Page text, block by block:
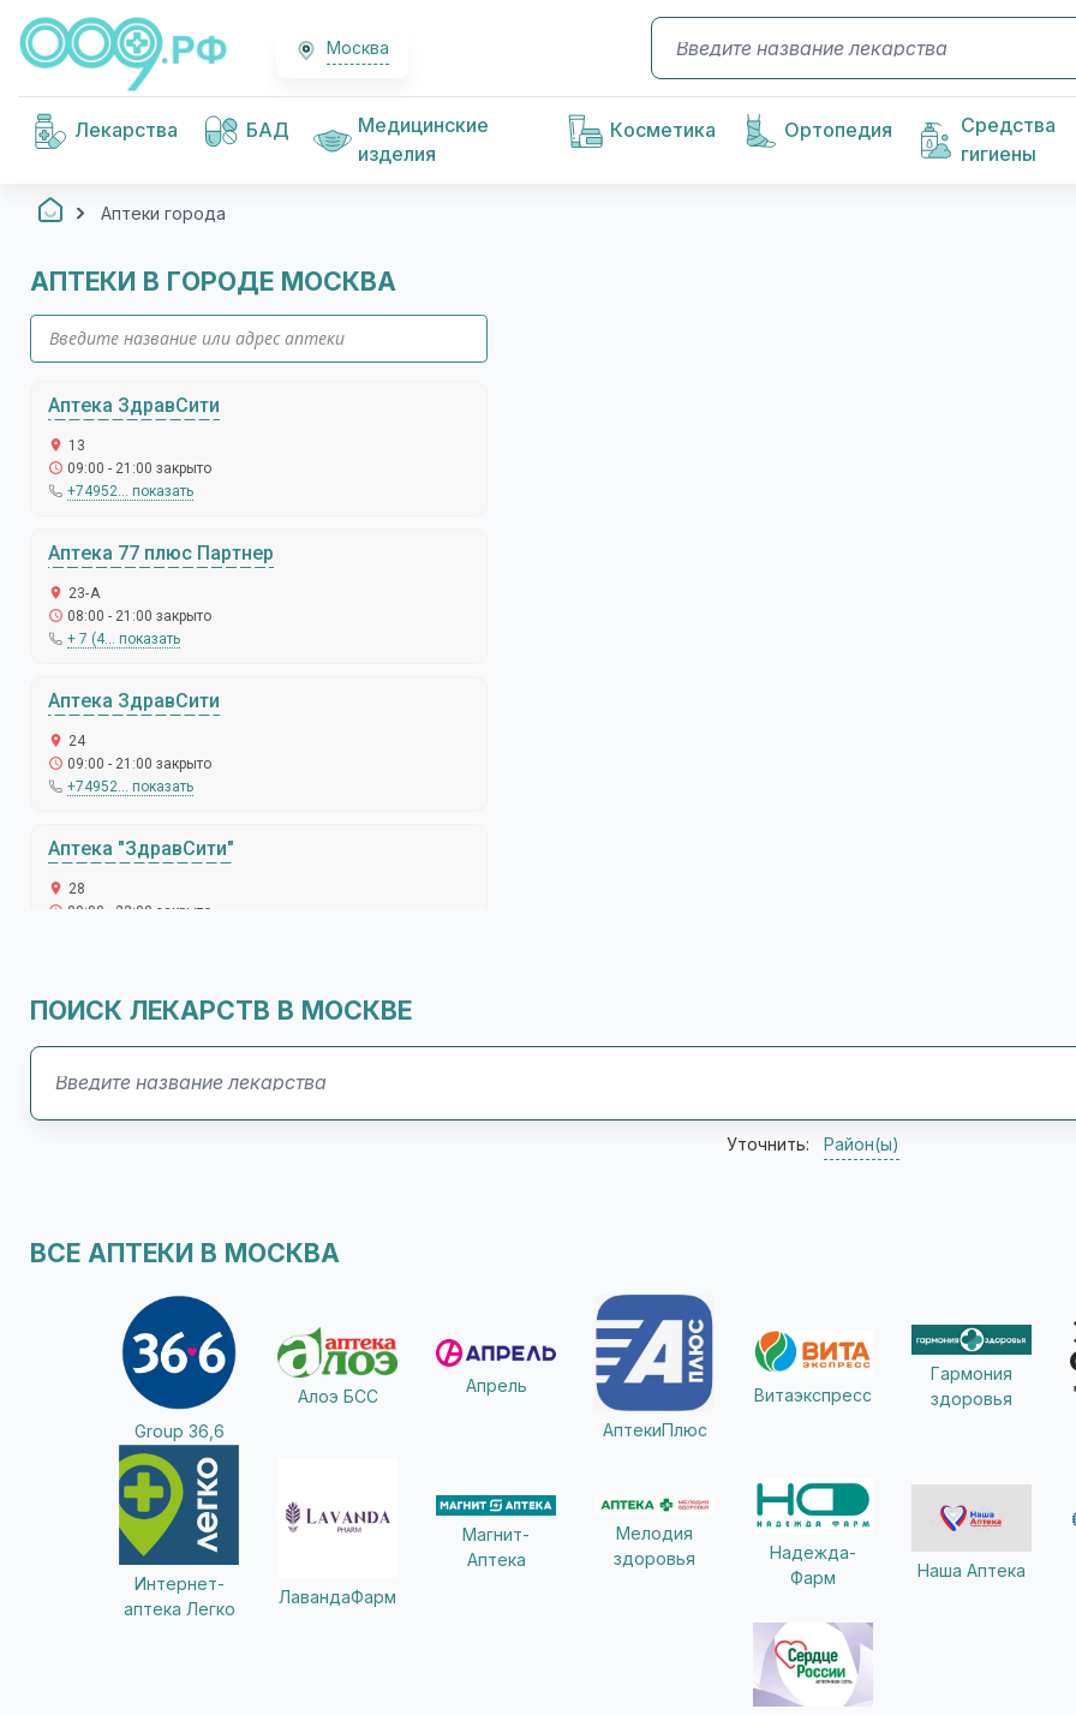
Москва
Лекарства БАД
Медицинские
изделия
Косметика Ортопедия
Средства
гигиены
Аптеки города
АПТЕКИ В ГОРОДЕ МОСКВА
Аптека ЗдравСити
13
09:00 - 21:00 закрыто
+74952... показать
Аптека 77 плюс Партнер
23-А
08:00 - 21:00 закрыто
+ 7 (4... показать
Аптека ЗдравСити
24
09:00 - 21:00 закрыто
+74952... показать
Аптека "ЗдравСити"
28
09:00 - 22:00 закрыто
Экономия
775-79... показать
Аптека "ЗдравСити"
09:00 - 21:00 закрыто
+74952... показать
ГОРЗДРАВ
ал. Берёзовая, 17, к., 1
09:00 - 21:00 закрыто
+7-(49... показать
ГОРЗДРАВ
ПОИСК ЛЕКАРСТВ В МОСКВЕ
Уточнить: Район(ы)
ВСЕ АПТЕКИ В МОСКВА
Group 36,6
Алоэ БСС
Апрель
АптекиПлюс
Витаэкспресс
Гармония
здоровья
Интернет-
аптека Легко
ЛавандаФарм
Магнит-
Аптека
Мелодия
здоровья
Надежда-
Фарм
Наша Аптека